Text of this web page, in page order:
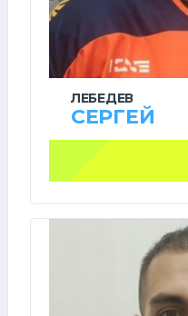
ЛЕБЕДЕВ
СЕРГЕЙ